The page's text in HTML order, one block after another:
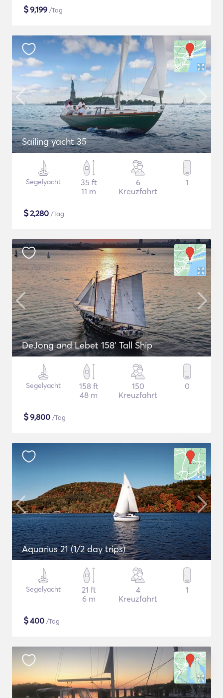
$9,199 /Tag
Sailing yacht 35
Segelyacht
35 ft
11 m
6
Kreuzfahrt
1
$2,280 /Tag
DeJong and Lebet 158' Tall Ship
Segelyacht
158 ft
48 m
150
Kreuzfahrt
0
$9,800 /Tag
Aquarius 21 (1/2 day trips)
Segelyacht
21 ft
6 m
4
Kreuzfahrt
1
$400 /Tag